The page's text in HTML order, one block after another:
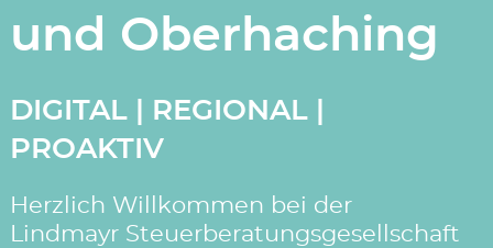
und Oberhaching
DIGITAL | REGIONAL |
PROAKTIV
Herzlich Willkommen bei der
Lindmayr Steuerberatungsgesellschaft